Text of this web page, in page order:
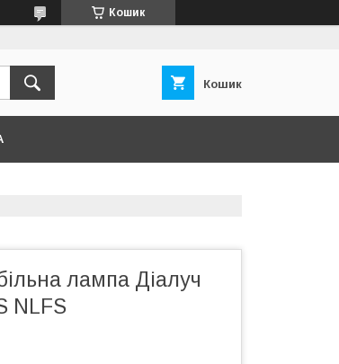
Кошик
Кошик
лампа Діалуч
NLFS